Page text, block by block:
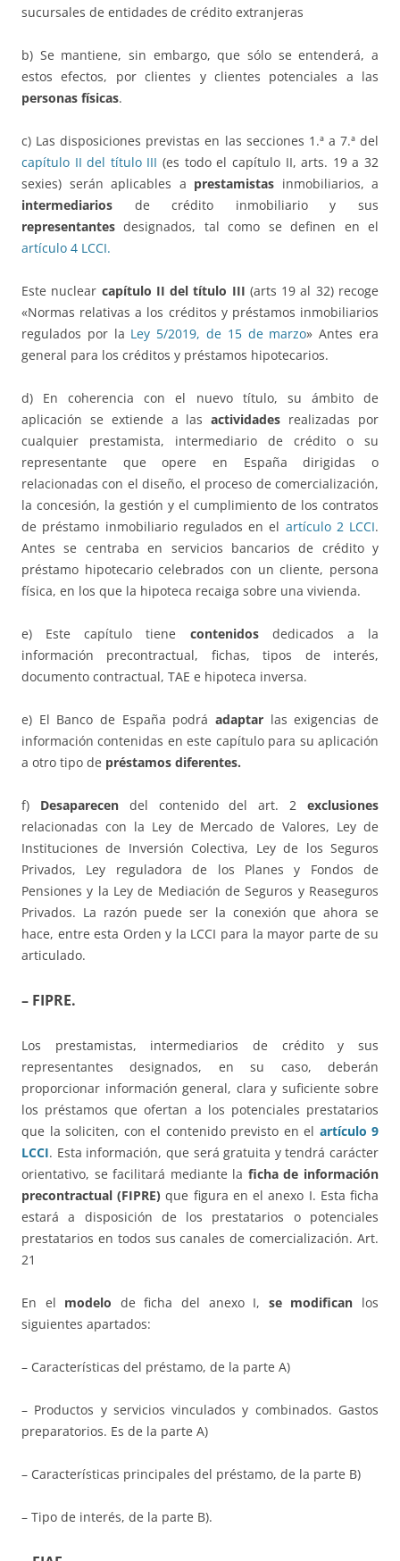
sucursales de entidades de crédito extranjeras
b) Se mantiene, sin embargo, que sólo se entenderá, a
estos efectos, por clientes y clientes potenciales a las
personas físicas.
c) Las disposiciones previstas en las secciones 1.ª a 7.ª del
capítulo II del título III (es todo el capítulo II, arts. 19 a 32
sexies) serán aplicables a prestamistas inmobiliarios, a
intermediarios de crédito inmobiliario y sus
representantes designados, tal como se definen en el
artículo 4 LCCI.
Este nuclear capítulo II del título III (arts 19 al 32) recoge
«Normas relativas a los créditos y préstamos inmobiliarios
regulados por la Ley 5/2019, de 15 de marzo» Antes era
general para los créditos y préstamos hipotecarios.
d) En coherencia con el nuevo título, su ámbito de
aplicación se extiende a lasactividades realizadas por
cualquier prestamista, intermediario de crédito o su
representante que opere en España dirigidas o
relacionadas con el diseño, el proceso de comercialización,
la concesión, la gestión y el cumplimiento de los contratos
de préstamo inmobiliario regulados en el artículo 2 LCCI.
Antes se centraba en servicios bancarios de crédito y
préstamo hipotecario celebrados con un cliente, persona
física, en los que la hipoteca recaiga sobre una vivienda.
e) Este capítulo tiene contenidosdedicados a la
información precontractual, fichas, tipos de interés,
documento contractual, TAE e hipoteca inversa.
e) El Banco de España podrá adaptar las exigencias de
información contenidas en este capítulo para su aplicación
a otro tipo de préstamos diferentes.
f) Desaparecendel contenido del art. 2exclusiones
relacionadas con la Ley de Mercado de Valores, Ley de
Instituciones de Inversión Colectiva, Ley de los Seguros
Privados, Ley reguladora de los Planes y Fondos de
Pensiones y la Ley de Mediación de Seguros y Reaseguros
Privados. La razón puede ser la conexión que ahora se
hace, entre esta Orden y la LCCI para la mayor parte de su
articulado.
– FIPRE.
Los prestamistas, intermediarios de crédito y sus
representantes designados, en su caso, deberán
proporcionar información general, clara y suficiente sobre
los préstamos que ofertan a los potenciales prestatarios
que la soliciten, con el contenido previsto en el artículo 9
LCCI. Esta información, que será gratuita y tendrá carácter
orientativo, se facilitará mediante la ficha de información
precontractual (FIPRE) que figura en el anexo I. Esta ficha
estará a disposición de los prestatarios o potenciales
prestatarios en todos sus canales de comercialización. Art.
21
En el modelo de ficha del anexo I, se modifican los
siguientes apartados:
– Características del préstamo, de la parte A)
– Productos y servicios vinculados y combinados. Gastos
preparatorios. Es de la parte A)
– Características principales del préstamo, de la parte B)
– Tipo de interés, de la parte B).